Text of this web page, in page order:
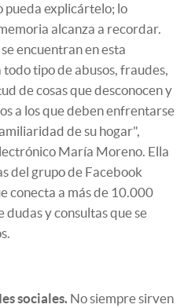
pueda explicártelo; lo
alcanza a recordar.
encuentran en esta
tipo de abusos, fraudes,
de cosas que desconocen y
a los que deben enfrentarse
de su hogar",
María Moreno. Ella
del grupo de Facebook
conecta a más de 10.000
dudas y consultas que se
sociales. No siempre sirven